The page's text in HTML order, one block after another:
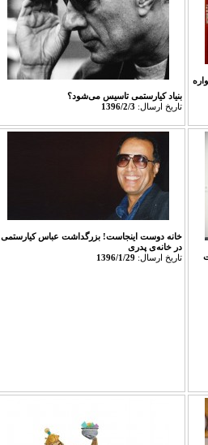
بنیاد کیارستمی تاسیس می‌شود؟
تاريخ ارسال: 1396/2/3
خانه دوست اینجاست! بزرگداشت عباس کیارستمی
در خانه‌ی پدری
تاريخ ارسال: 1396/1/29